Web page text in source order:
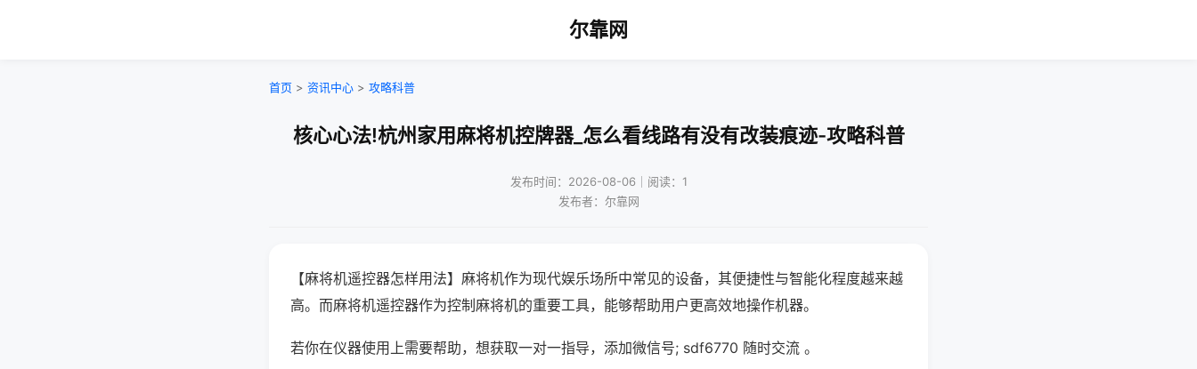
尔靠网
首页 > 资讯中心 > 攻略科普
核心心法!杭州家用麻将机控牌器_怎么看线路有没有改装痕迹-攻略科普
发布时间：2026-08-06｜阅读：1
发布者：尔靠网
【麻将机遥控器怎样用法】麻将机作为现代娱乐场所中常见的设备，其便捷性与智能化程度越来越
高。而麻将机遥控器作为控制麻将机的重要工具，能够帮助用户更高效地操作机器。
若你在仪器使用上需要帮助，想获取一对一指导，添加微信号; sdf6770 随时交流 。